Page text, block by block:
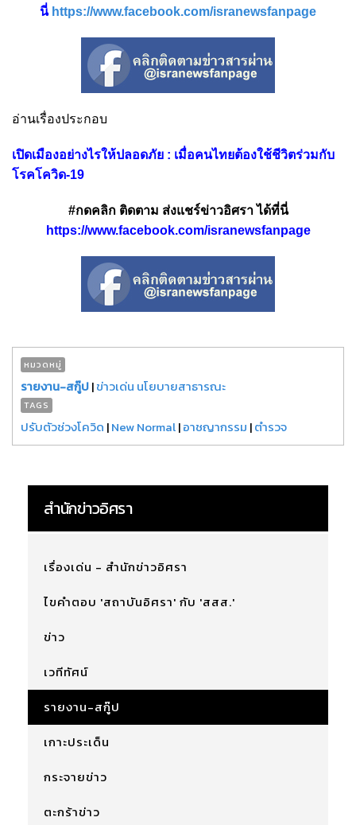
นี่ https://www.facebook.com/isranewsfanpage
อ่านเรื่องประกอบ
เปิดเมืองอย่างไรให้ปลอดภัย : เมื่อคนไทยต้องใช้ชีวิตร่วมกับ
โรคโควิด-19
#กดคลิก ติดตาม ส่งแชร์ข่าวอิศรา ได้ที่นี่
https://www.facebook.com/isranewsfanpage
หมวดหมู่
รายงาน-สกู๊ป|ข่าวเด่น นโยบายสาธารณะ
TAGS
ปรับตัวช่วงโควิด |New Normal|อาชญากรรม |ตำรวจ
สำนักข่าวอิศรา
เรื่องเด่น - สำนักข่าวอิศรา
ไขคำตอบ 'สถาบันอิศรา' กับ 'สสส.'
ข่าว
เวทีทัศน์
รายงาน-สกู๊ป
เกาะประเด็น
กระจายข่าว
ตะกร้าข่าว